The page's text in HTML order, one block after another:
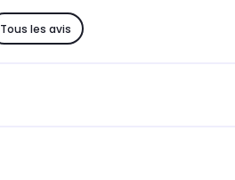
Tous les avis